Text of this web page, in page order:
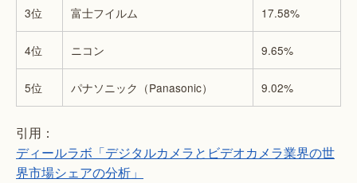
3位 富士フイルム 17.58%
4位 ニコン 9.65%
5位 パナソニック（Panasonic） 9.02%
引用：
ディールラボ「デジタルカメラとビデオカメラ業界の世
界市場シェアの分析」